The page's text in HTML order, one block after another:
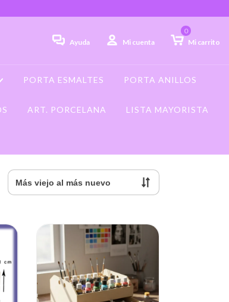
Ayuda Mi cuenta Mi carrito
0
PORTA ESMALTES PORTA ANILLOS
ART. PORCELANA LISTA MAYORISTA